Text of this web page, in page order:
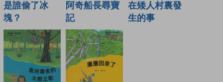
是誰偷了冰
塊？
阿奇船長尋寶
記
在矮人村裏發
生的事